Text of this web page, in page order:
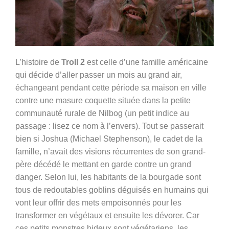
L’histoire de Troll 2 est celle d’une famille américaine
qui décide d’aller passer un mois au grand air,
échangeant pendant cette période sa maison en ville
contre une masure coquette située dans la petite
communauté rurale de Nilbog (un petit indice au
passage : lisez ce nom à l’envers). Tout se passerait
bien si Joshua (Michael Stephenson), le cadet de la
famille, n’avait des visions récurrentes de son grand-
père décédé le mettant en garde contre un grand
danger. Selon lui, les habitants de la bourgade sont
tous de redoutables goblins déguisés en humains qui
vont leur offrir des mets empoisonnés pour les
transformer en végétaux et ensuite les dévorer. Car